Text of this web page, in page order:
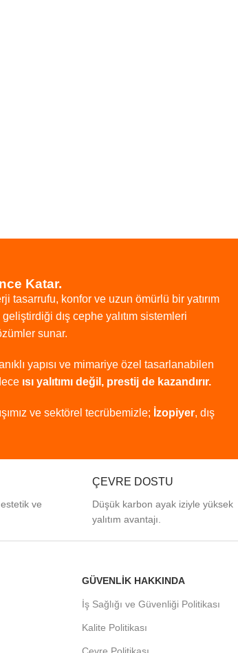
Katar.
tasarrufu, konfor ve uzun ömürlü bir yatırım
geliştirdiği dış cephe yalıtım sistemleri
sunar.
yapısı ve mimariye özel tasarlanabilen
ısı yalıtımı değil, prestij de kazandırır.
ve sektörel tecrübemizle; İzopiyer, dış
ve
ÇEVRE DOSTU
Düşük karbon ayak iziyle yüksek
yalıtım avantajı.
GÜVENLİK HAKKINDA
İş Sağlığı ve Güvenliği Politikası
Kalite Politikası